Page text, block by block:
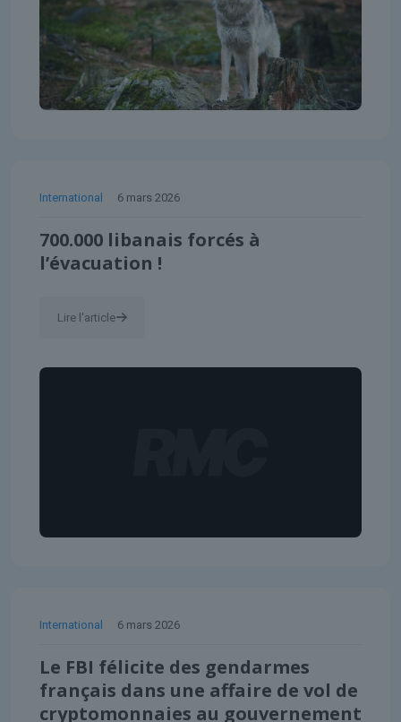
International 6 mars 2026
700.000 libanais forcés à
l’évacuation !
Lire l'article
International 6 mars 2026
Le FBI félicite des gendarmes
français dans une affaire de vol de
cryptomonnaies au gouvernement